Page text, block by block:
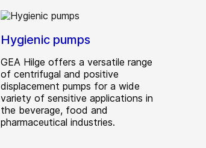
Hygienic pumps
GEA Hilge offers a versatile range
of centrifugal and positive
displacement pumps for a wide
variety of sensitive applications in
the beverage, food and
pharmaceutical industries.